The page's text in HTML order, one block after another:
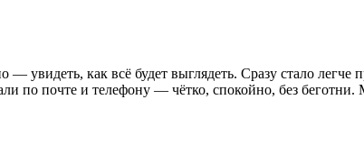
увидеть, как всё будет выглядеть. Сразу стало
по почте и телефону — чётко, спокойно, без беготни.